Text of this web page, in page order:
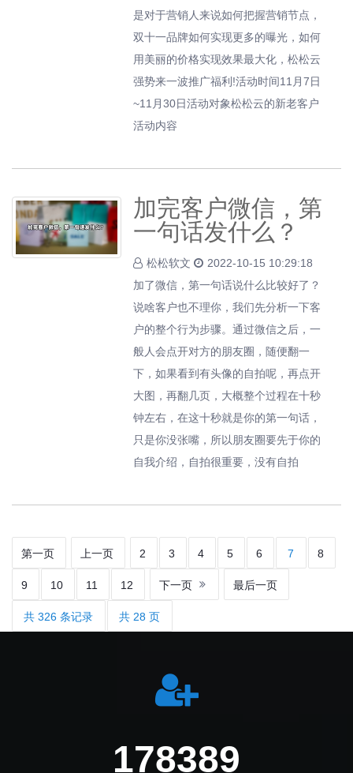
是对于营销人来说如何把握营销节点，
双十一品牌如何实现更多的曝光，如何
用美丽的价格实现效果最大化，松松云
强势来一波推广福利!活动时间11月7日
~11月30日活动对象松松云的新老客户
活动内容
加完客户微信，第
一句话发什么？
松松软文
2022-10-15 10:29:18
加了微信，第一句话说什么比较好了？
说啥客户也不理你，我们先分析一下客
户的整个行为步骤。通过微信之后，一
般人会点开对方的朋友圈，随便翻一
下，如果看到有头像的自拍呢，再点开
大图，再翻几页，大概整个过程在十秒
钟左右，在这十秒就是你的第一句话，
只是你没张嘴，所以朋友圈要先于你的
自我介绍，自拍很重要，没有自拍
第一页 上一页 2 3 4 5 6 7 8
9 10 11 12 下一页 最后一页
共 326 条记录 共 28 页
219555